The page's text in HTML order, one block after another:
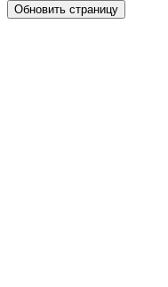
Обновить страницу